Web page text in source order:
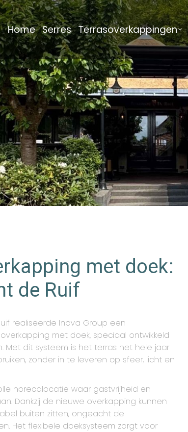
Home Serres Terrasoverkappingen
met doek:
de Ruif
realiseerde Inova Group een
met doek, speciaal ontwikkeld
Met dit systeem is het terras het hele jaar
zonder in te leveren op sfeer, licht en
horecalocatie waar gastvrijheid en
Dankzij de nieuwe overkapping kunnen
buiten zitten, ongeacht de
Het flexibele doeksysteem zorgt voor